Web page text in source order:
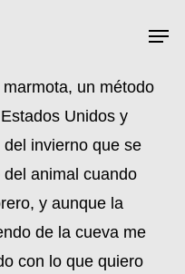
un método
Unidos y
invierno que se
animal cuando
y aunque la
de la cueva me
con lo que quiero